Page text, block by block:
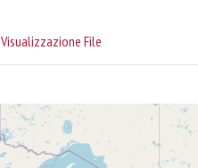
Visualizzazione File